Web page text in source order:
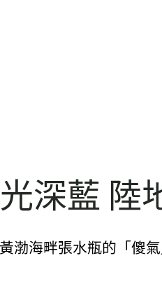
深藍 陸
渤海畔張水瓶的「傻